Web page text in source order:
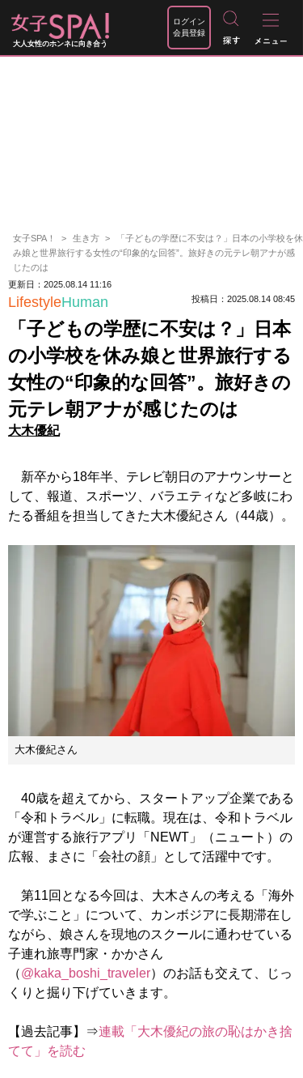
大人女性のホンネに向き合う
ログイン
会員登録
女子SPA！ 生き方
「子どもの学歴に不安は？」日本の小学校を休
み娘と世界旅行する女性の“印象的な回答”。旅好きの元テレ朝アナが感
じたのは
更新日：2025.08.14 11:16
LifestyleHuman 投稿日：2025.08.14 08:45
「子どもの学歴に不安は？」日本
の小学校を休み娘と世界旅行する
女性の“印象的な回答”。旅好きの
元テレ朝アナが感じたのは
大木優紀
新卒から18年半、テレビ朝日のアナウンサーと
して、報道、スポーツ、バラエティなど多岐にわ
たる番組を担当してきた大木優紀さん（44歳）。
大木優紀さん
40歳を超えてから、スタートアップ企業である
「令和トラベル」に転職。現在は、令和トラベル
が運営する旅行アプリ「NEWT」（ニュート）の
広報、まさに「会社の顔」として活躍中です。
第11回となる今回は、大木さんの考える「海外
で学ぶこと」について、カンボジアに長期滞在し
ながら、娘さんを現地のスクールに通わせている
子連れ旅専門家・かかさん
（@kaka_boshi_traveler）のお話も交えて、じっ
くりと掘り下げていきます。
【過去記事】⇒連載「大木優紀の旅の恥はかき捨
てて」を読む